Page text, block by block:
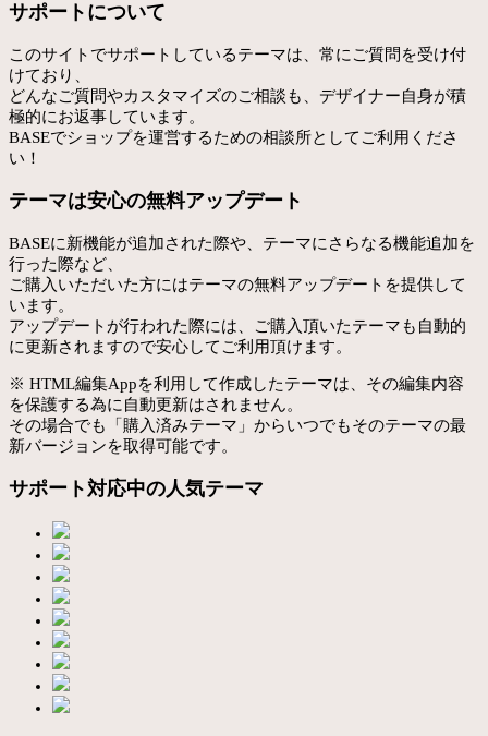
サポートについて
このサイトでサポートしているテーマは、常にご質問を受け付
けており、
どんなご質問やカスタマイズのご相談も、デザイナー自身が積
極的にお返事しています。
BASEでショップを運営するための相談所としてご利用くださ
い！
テーマは安心の無料アップデート
BASEに新機能が追加された際や、テーマにさらなる機能追加を
行った際など、
ご購入いただいた方にはテーマの無料アップデートを提供して
います。
アップデートが行われた際には、ご購入頂いたテーマも自動的
に更新されますので安心してご利用頂けます。
※ HTML編集Appを利用して作成したテーマは、その編集内容
を保護する為に自動更新はされません。
その場合でも「購入済みテーマ」からいつでもそのテーマの最
新バージョンを取得可能です。
サポート対応中の人気テーマ